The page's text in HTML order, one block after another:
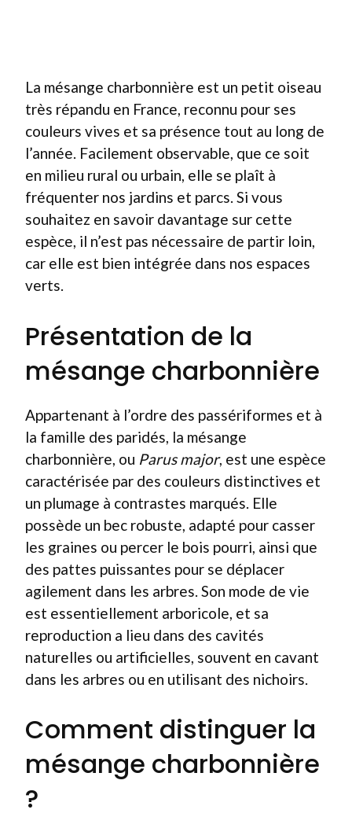
La mésange charbonnière est un petit oiseau
très répandu en France, reconnu pour ses
couleurs vives et sa présence tout au long de
l’année. Facilement observable, que ce soit
en milieu rural ou urbain, elle se plaît à
fréquenter nos jardins et parcs. Si vous
souhaitez en savoir davantage sur cette
espèce, il n’est pas nécessaire de partir loin,
car elle est bien intégrée dans nos espaces
verts.
Présentation de la
mésange charbonnière
Appartenant à l’ordre des passériformes et à
la famille des paridés, la mésange
charbonnière, ou Parus major, est une espèce
caractérisée par des couleurs distinctives et
un plumage à contrastes marqués. Elle
possède un bec robuste, adapté pour casser
les graines ou percer le bois pourri, ainsi que
des pattes puissantes pour se déplacer
agilement dans les arbres. Son mode de vie
est essentiellement arboricole, et sa
reproduction a lieu dans des cavités
naturelles ou artificielles, souvent en cavant
dans les arbres ou en utilisant des nichoirs.
Comment distinguer la
mésange charbonnière
?